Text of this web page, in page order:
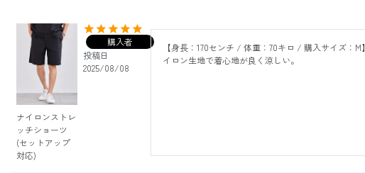
ナイロンストレ
ッチショーツ
(セットアップ
対応)
購入者
投稿日
2025/08/08
【身長：170センチ / 体重：70キロ / 購入サイズ：M
イロン生地で着心地が良く涼しい。